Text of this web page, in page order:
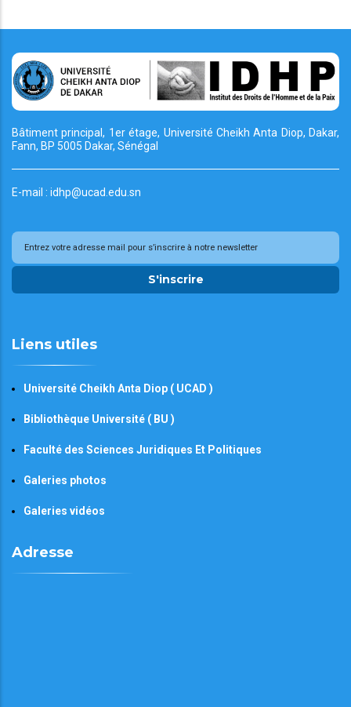
Bâtiment principal, 1er étage, Université CheikhAnta Diop, Dakar,
Fann, BP 5005 Dakar, Sénégal
E-mail : idhp@ucad.edu.sn
S'inscrire
Liens utiles
Université Cheikh Anta Diop ( UCAD )
Bibliothèque Université ( BU )
Faculté des Sciences Juridiques Et Politiques
Galeries photos
Galeries vidéos
Adresse